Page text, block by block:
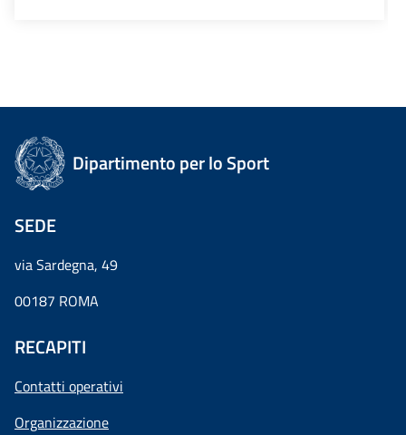
Dipartimento per lo Sport
SEDE
via Sardegna, 49
00187 ROMA
RECAPITI
Contatti operativi
Organizzazione